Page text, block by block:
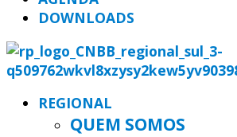
DOWNLOADS
REGIONAL
QUEM SOMOS